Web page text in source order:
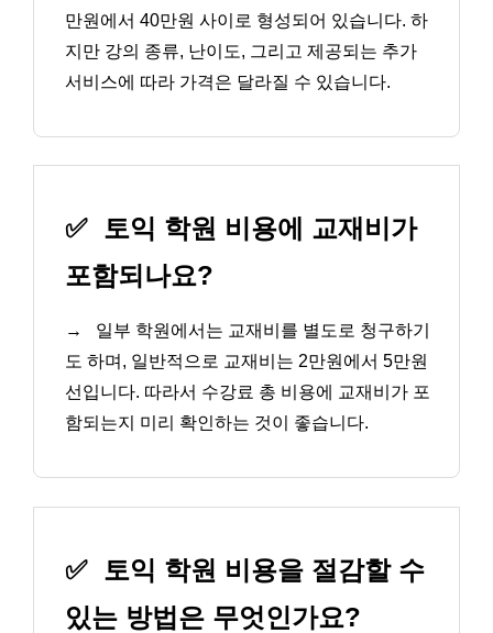
만원에서 40만원 사이로 형성되어 있습니다. 하
지만 강의 종류, 난이도, 그리고 제공되는 추가
서비스에 따라 가격은 달라질 수 있습니다.
✅ 토익 학원 비용에 교재비가
포함되나요?
→
일부 학원에서는 교재비를 별도로 청구하기
도 하며, 일반적으로 교재비는 2만원에서 5만원
선입니다. 따라서 수강료 총 비용에 교재비가 포
함되는지 미리 확인하는 것이 좋습니다.
✅ 토익 학원 비용을 절감할 수
있는 방법은 무엇인가요?